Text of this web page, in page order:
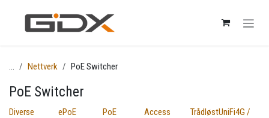
... Nettverk PoE Switcher
PoE Switcher
Diverse
ePoE
PoE
Access
TrådløstUniFi4G /